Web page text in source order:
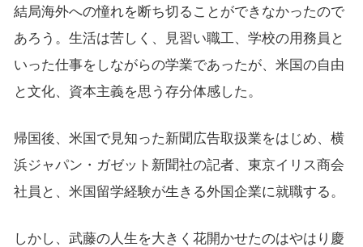
結局海外への憧れを断ち切ることができなかったので
あろう。生活は苦しく、見習い職工、学校の用務員と
いった仕事をしながらの学業であったが、米国の自由
と文化、資本主義を思う存分体感した。
帰国後、米国で見知った新聞広告取扱業をはじめ、横
浜ジャパン・ガゼット新聞社の記者、東京イリス商会
社員と、米国留学経験が生きる外国企業に就職する。
しかし、武藤の人生を大きく花開かせたのはやはり慶